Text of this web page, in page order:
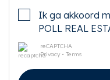
m2) ON THE WEST, IN A
AROUND THE CORNER OF
This well-arranged apartment
the transfer under favorable
Ik ga akkoord
POLL REAL
reCAPTCHA
Privacy • Terms